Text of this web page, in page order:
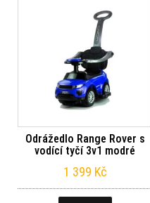
Odrážedlo Range Rover s
vodící tyčí 3v1 modré
1 399 Kč